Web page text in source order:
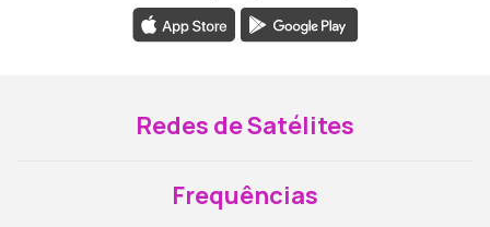
Redes de Satélites
Frequências